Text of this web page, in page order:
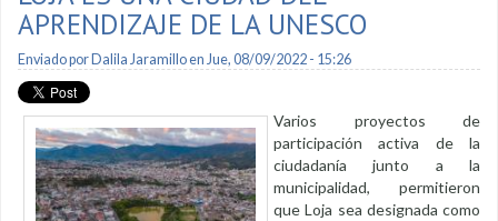
APRENDIZAJE DE LA UNESCO
Enviado por Dalila Jaramilloen Jue, 08/09/2022 - 15:26
Varios proyectos de
participación activa de la
ciudadanía junto a la
municipalidad, permitieron
que Loja sea designada como